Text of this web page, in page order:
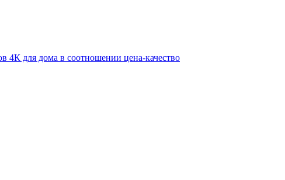
для дома в соотношении цена-качество